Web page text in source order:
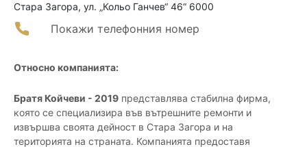
Стара Загора, ул. „Кольо Ганчев“ 46“ 6000
Покажи телефонния номер
Относно компанията:
Братя Койчеви - 2019 представлява стабилна фирма,
която се специализира във вътрешните ремонти и
извършва своята дейност в Стара Загора и на
територията на страната. Компанията предоставя